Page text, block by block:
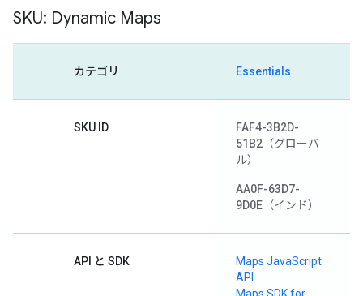
SKU: Dynamic Maps
カテゴリ Essentials
SKU ID
FAF4-3B2D-
51B2 （グローバ
ル）
AA0F-63D7-
9D0E （インド）
API と SDK
Maps JavaScript
API